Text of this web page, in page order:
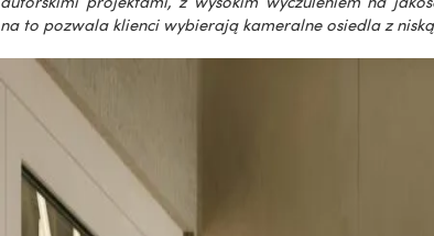
na to pozwala klienci wybierają kameralne osiedla z